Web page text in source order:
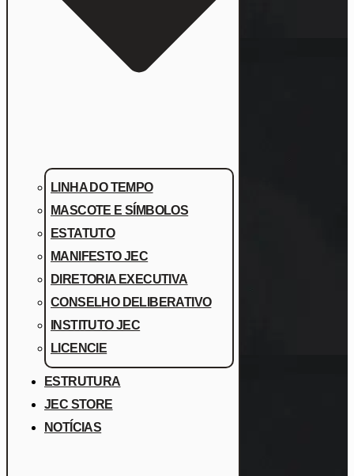
LINHA DO TEMPO
MASCOTE E SÍMBOLOS
ESTATUTO
MANIFESTO JEC
DIRETORIA EXECUTIVA
CONSELHO DELIBERATIVO
INSTITUTO JEC
LICENCIE
ESTRUTURA
JEC STORE
NOTÍCIAS